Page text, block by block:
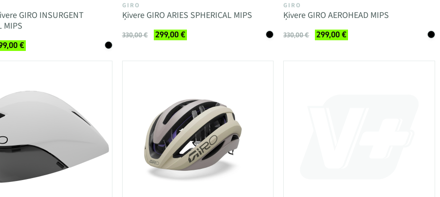
GIRO INSURGENT
MIPS
€
GIRO
Ķivere GIRO ARIES SPHERICAL MIPS
330,00 € 299,00 €
GIRO
Ķivere GIRO AEROHEAD MIPS
330,00 € 299,00 €